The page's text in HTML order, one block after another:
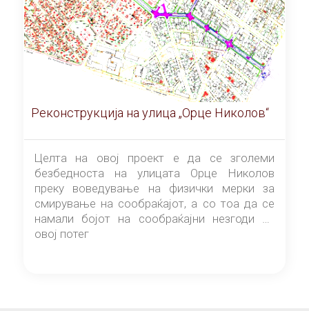
Реконструкција на улица „Орце Николов“
Целта на овој проект е да се зголеми
безбедноста на улицата Орце Николов
преку воведување на физички мерки за
смирување на сообраќајот, а со тоа да се
намали бојот на сообраќајни незгоди на
овој потег